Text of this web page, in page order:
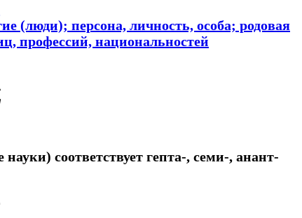
(люди); персона, личность, особа; родовая
профессий, национальностей
соответствует гепта-, семи-, анант-